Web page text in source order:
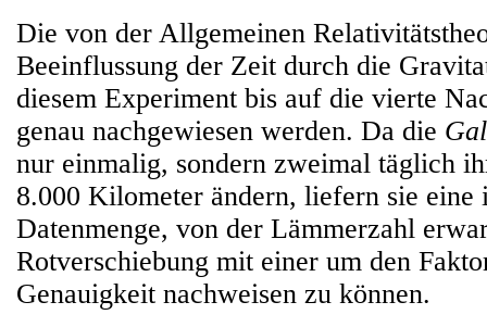
Die von der Allgemeinen
Beeinflussung der Zeit durch die
diesem Experiment bis auf die vierte
genau nachgewiesen werden. Da die
nur einmalig, sondern zweimal täglich
8.000 Kilometer ändern, liefern sie eine
Datenmenge, von der Lämmerzahl
Rotverschiebung mit einer um den
Genauigkeit nachweisen zu können.